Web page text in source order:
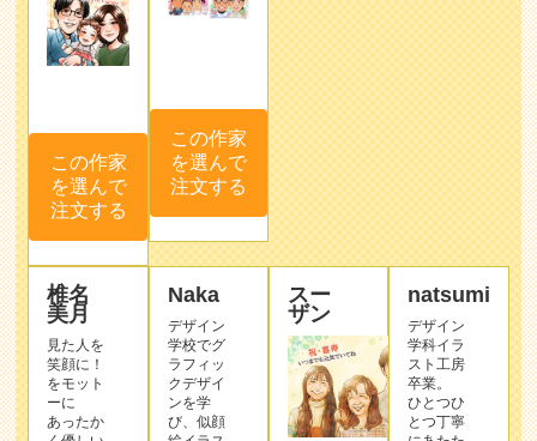
この作家
を選んで
注文する
この作家
を選んで
注文する
椎名
美月
見た人を
笑顔に！
をモット
ーに
あったか
Naka
デザイン
学校でグ
ラフィッ
クデザイ
ンを学
び、似顔
スー
ザン
natsumi
デザイン
学科イラ
スト工房
卒業。
ひとつひ
とつ丁寧